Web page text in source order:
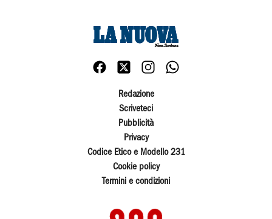
Redazione
Scriveteci
Pubblicità
Privacy
Codice Etico e Modello 231
Cookie policy
Termini e condizioni